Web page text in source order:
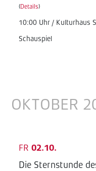
(Details)
10:00 Uhr / Kulturhaus
Schauspiel
OKTOBER
FR 02.10.
Die Sternstunde